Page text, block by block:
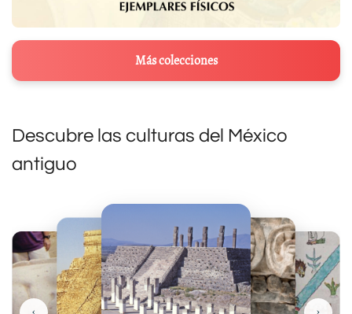
Más colecciones
Descubre las culturas del México
antiguo